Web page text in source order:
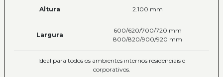
Altura 2.100 mm
Largura
600/620/700/720 mm
800/820/900/920 mm
Ideal para todos os ambientes internos residenciais e
corporativos.